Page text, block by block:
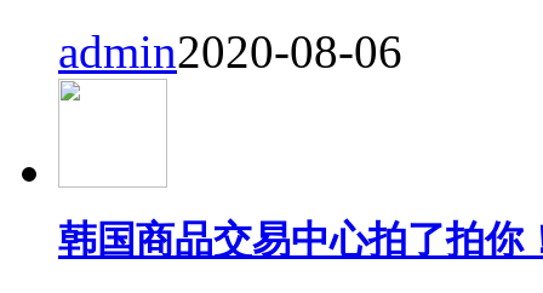
admin2020-08-06
韩国商品交易中心拍了拍你